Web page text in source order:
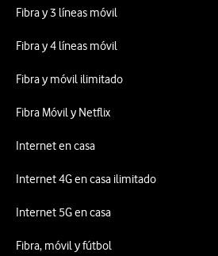
Fibra y 3 líneas móvil
Fibra y 4 líneas móvil
Fibra y móvil ilimitado
Fibra Móvil y Netflix
Internet en casa
Internet 4G en casa ilimitado
Internet 5G en casa
Fibra, móvil y fútbol